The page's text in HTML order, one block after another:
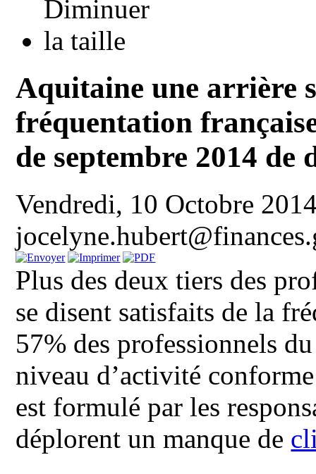
Aquitaine une arrière
fréquentation
de septembre 2014 de
Vendredi, 10 Octobre
Plus des deux tiers des
se disent satisfaits de la
57% des professionnels
niveau d’activité
est formulé par les
déplorent un manque de